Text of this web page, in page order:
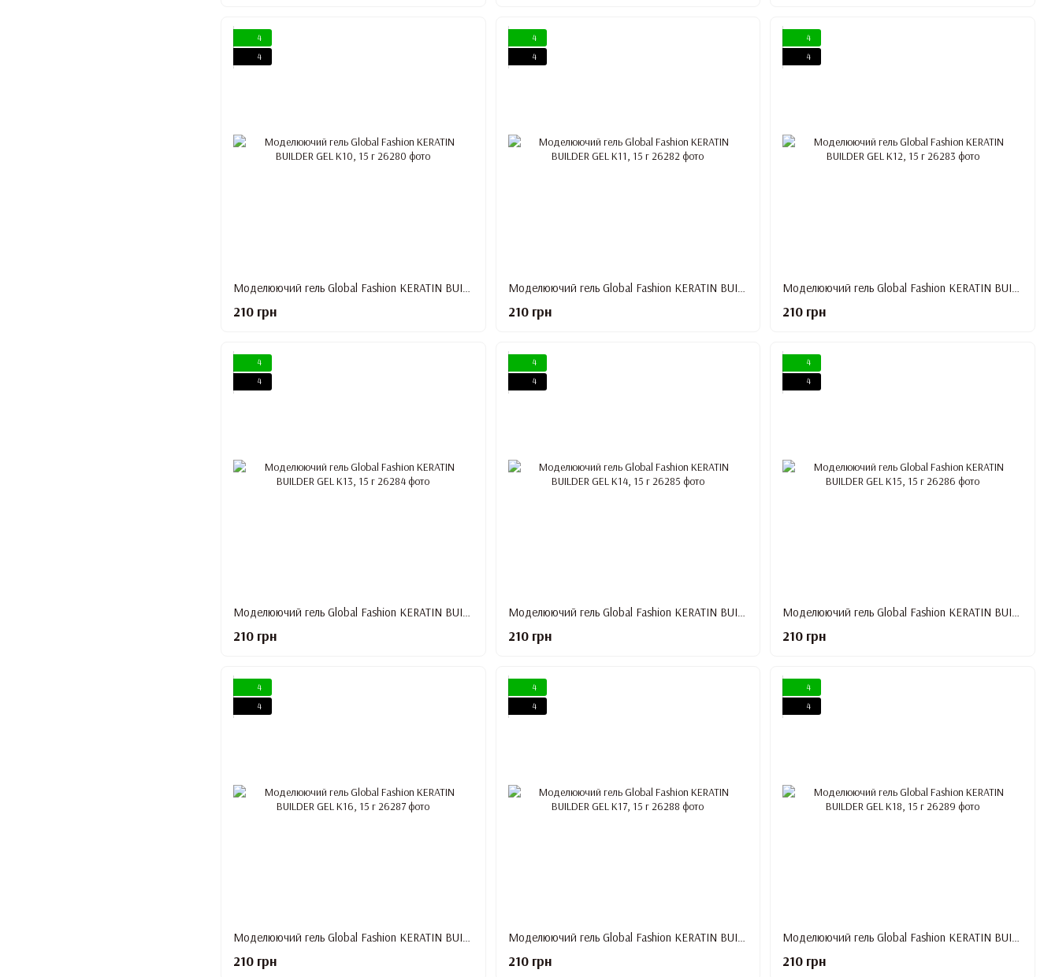
4
4
210 грн
4
4
210 грн
4
4
210 грн
4
4
Моделюючий гель Global Fashion KERATIN BUILDER GEL K13, 15 г
210 грн
4
4
Моделюючий гель Global Fashion KERATIN BUILDER GEL K14, 15 г
210 грн
4
4
Моделюючий гель Global Fashion KERATIN BUILDER GEL K15, 15 г
210 грн
4
4
Моделюючий гель Global Fashion KERATIN BUILDER GEL K16, 15 г
210 грн
4
4
Моделюючий гель Global Fashion KERATIN BUILDER GEL K17, 15 г
210 грн
4
4
Моделюючий гель Global Fashion KERATIN BUILDER GEL K18, 15 г
210 грн